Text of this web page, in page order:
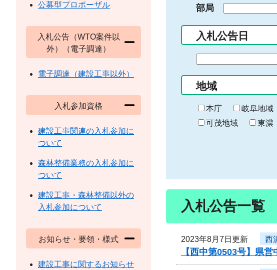
入
力
部局
入札公告日
の
始
ま
り
地域
本庁 岐阜地域
可茂地域
東濃
入札公告一覧
2023年8月7日更新 西
【西中第0503号】県
公募型プロポーザル
入札公告（WTO案件以
外）（電子調達）
電子調達（建設工事以外）
入札参加資格
建設工事関連の入札参加に
ついて
森林整備業務の入札参加に
ついて
建設工事・森林整備以外の
入札参加について
お知らせ・要領・様式
建設工事に関するお知らせ